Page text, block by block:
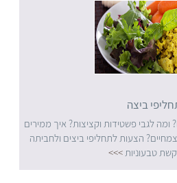
ביצה
ומה לגבי פשטידות וקציצות? איך ממירים
הצעות לתחליפי ביצים ולחביתה
טבעוניות >>>